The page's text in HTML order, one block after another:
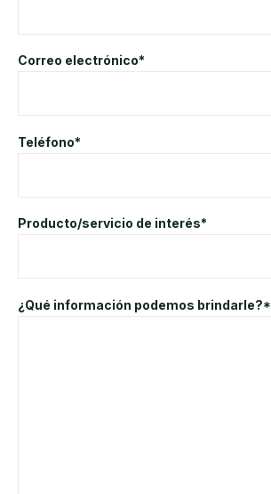
Correo electrónico*
Teléfono*
Producto/servicio de interés*
¿Qué información podemos brindarle?*